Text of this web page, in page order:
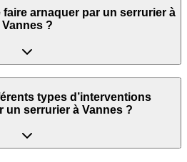
arnaquer par un serrurier à
Vannes ?
types d’interventions
un serrurier à Vannes ?